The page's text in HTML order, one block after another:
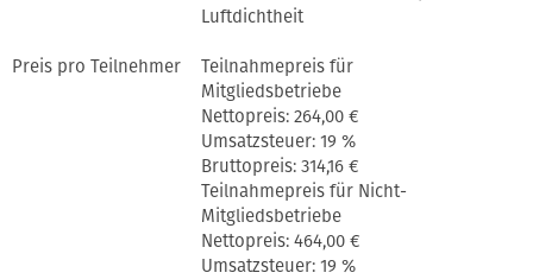
Luftdichtheit
Preis pro Teilnehmer
Teilnahmepreis für
Mitgliedsbetriebe
Nettopreis: 264,00 €
Umsatzsteuer: 19 %
Bruttopreis: 314,16 €
Teilnahmepreis für Nicht-
Mitgliedsbetriebe
Nettopreis: 464,00 €
Umsatzsteuer: 19 %